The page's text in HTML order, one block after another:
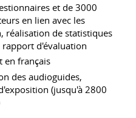
et de 3000
en lien avec les
réalisation de statistiques
d'évaluation
en français
des audioguides,
(jusqu'à 2800